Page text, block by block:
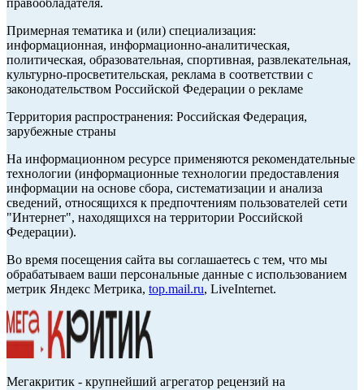
правообладателя.
Примерная тематика и (или) специализация:
информационная, информационно-аналитическая,
политическая, образовательная, спортивная, развлекательная,
культурно-просветительская, реклама в соответствии с
законодательством Российской Федерации о рекламе
Территория распространения: Российская Федерация,
зарубежные страны
На информационном ресурсе применяются рекомендательные
технологии (информационные технологии предоставления
информации на основе сбора, систематизации и анализа
сведений, относящихся к предпочтениям пользователей сети
"Интернет", находящихся на территории Российской
Федерации).
Во время посещения сайта вы соглашаетесь с тем, что мы
обрабатываем ваши персональные данные с использованием
метрик Яндекс Метрика, top.mail.ru, LiveInternet.
Мегакритик - крупнейший агрегатор рецензий на